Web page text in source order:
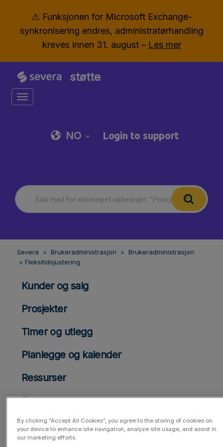
⚠️ Funksjonen for Microsoft Exchange-
synkronisering endres, administratørhandling
kreves innen 31. august – Les mer
støtte
Toggle navigation
NO Login to support
Severa Brukeradministrasjon
Brukeradministrasjon
Fleksitidsjustering
Kunder og salg
Prosjekter
Timer og utlegg
Planlegge og kalender
Ressurser
Fakturering
Rapporter og dashborddeling
By clicking “Accept All Cookies”, you agree to the storing of cookies on
your device to enhance site navigation, analyze site usage, and assist in
our marketing efforts.